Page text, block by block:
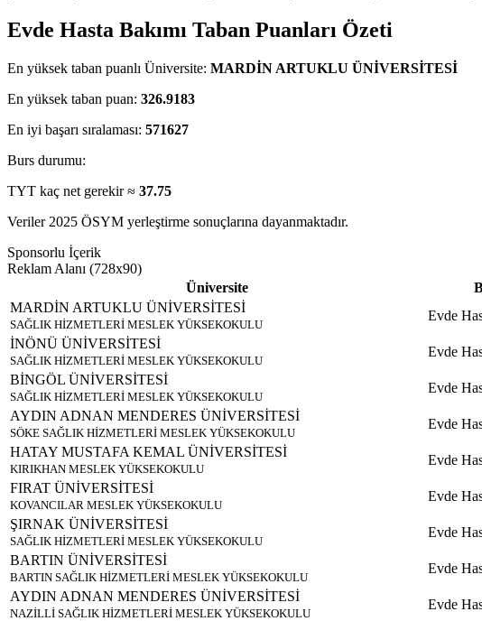
Evde Hasta Bakımı Taban Puanları Özeti
En yüksek taban puanlı Üniversite: MARDİN ARTUKLU ÜNİVERSİTESİ
En yüksek taban puan: 326.9183
En iyi başarı sıralaması: 571627
Burs durumu:
TYT kaç net gerekir ≈ 37.75
Veriler 2025 ÖSYM yerleştirme sonuçlarına dayanmaktadır.
Sponsorlu İçerik
Reklam Alanı (728x90)
Üniversite
MARDİN ARTUKLU ÜNİVERSİTESİ
SAĞLIK HİZMETLERİ MESLEK YÜKSEKOKULU
Evde
İNÖNÜ ÜNİVERSİTESİ
SAĞLIK HİZMETLERİ MESLEK YÜKSEKOKULU
Evde
BİNGÖL ÜNİVERSİTESİ
SAĞLIK HİZMETLERİ MESLEK YÜKSEKOKULU
Evde
AYDIN ADNAN MENDERES ÜNİVERSİTESİ
SÖKE SAĞLIK HİZMETLERİ MESLEK YÜKSEKOKULU
Evde
HATAY MUSTAFA KEMAL ÜNİVERSİTESİ
KIRIKHAN MESLEK YÜKSEKOKULU
Evde
FIRAT ÜNİVERSİTESİ
KOVANCILAR MESLEK YÜKSEKOKULU
Evde
ŞIRNAK ÜNİVERSİTESİ
SAĞLIK HİZMETLERİ MESLEK YÜKSEKOKULU
Evde
BARTIN ÜNİVERSİTESİ
BARTIN SAĞLIK HİZMETLERİ MESLEK YÜKSEKOKULU
Evde
AYDIN ADNAN MENDERES ÜNİVERSİTESİ
NAZİLLİ SAĞLIK HİZMETLERİ MESLEK YÜKSEKOKULU
Evde